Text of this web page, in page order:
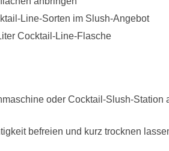
Line-Sorten im Slush-Angebot
Cocktail-Line-Flasche
oder Cocktail-Slush-Station
befreien und kurz trocknen